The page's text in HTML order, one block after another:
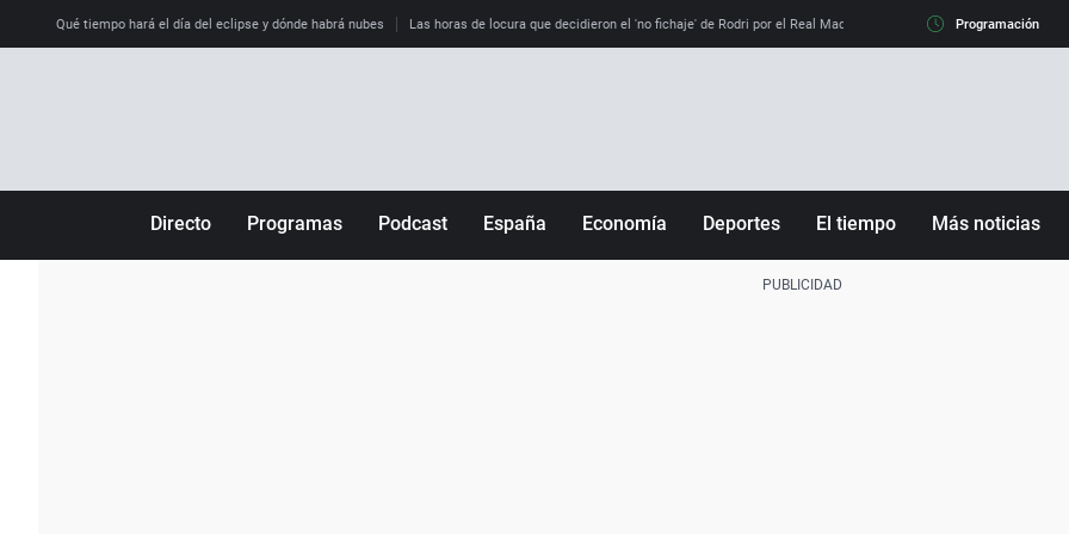
Qué tiempo hará el día del eclipse y dónde habrá nubes Las horas de locura que decidieron el 'no fichaje' de Rodri por el Real Madrid y su 'sí' al Barça La llamada
Programación
Directo Programas Podcast España Economía Deportes El tiempo Más noticias